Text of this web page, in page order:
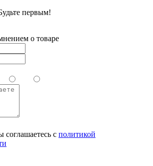
первым!
о товаре
с политикой